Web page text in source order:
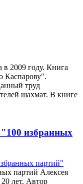
2009 году. Книга
Каспарову".
труд
шахмат. В книге
"100 избранных
партий Алексея
лет. Автор